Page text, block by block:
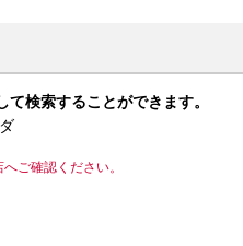
検索することができます。
ご確認ください。